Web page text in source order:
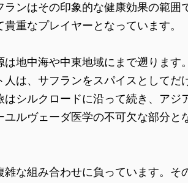
ンはその印象的な健康効果の範囲
重なプレイヤーとなっています。
地中海や中東地域にまで遡ります
は、サフランをスパイスとしてだ
シルクロードに沿って続き、アジ
ルヴェーダ医学の不可欠な部分と
な組み合わせに負っています。そ